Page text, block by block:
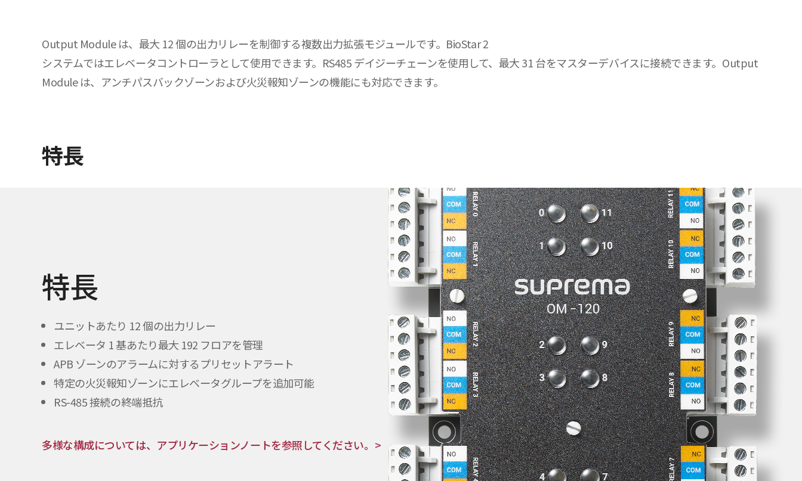
Output Module は、最大 12 個の出力リレーを制御する複数出力拡張モジュールです。BioStar 2
システムではエレベータコントローラとして使用できます。RS485 デイジーチェーンを使用して、最大 31 台をマスターデバイスに接続できます。Output
Module は、アンチパスバックゾーンおよび火災報知ゾーンの機能にも対応できます。
特長
特長
ユニットあたり 12 個の出力リレー
エレベータ 1 基あたり最大 192 フロアを管理
APB ゾーンのアラームに対するプリセットアラート
特定の火災報知ゾーンにエレベータグループを追加可能
RS-485 接続の終端抵抗
多様な構成については、アプリケーションノートを参照してください。>